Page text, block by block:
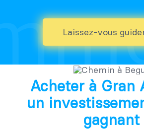
Laissez-vous
Acheter à Gran
un
gagnant